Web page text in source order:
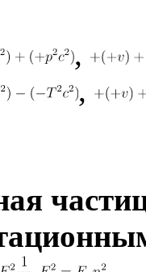
,
,